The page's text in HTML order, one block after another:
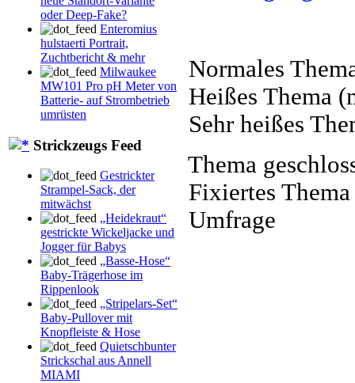
oder Deep-Fake?
Enteromius
hulstaerti Portrait,
Zuchtbericht & mehr
Milwaukee
MW101 Pro pH Meter von
Batterie- auf Strombetrieb
umrüsten
Strickzeugs Feed
Gestrickter
Strampel-Sack, der
mitwächst
„Heidekraut“
gestrickte Wickeljacke und
Jogger für Babys
„Basse-Hose“
Baby-Trägerhose im
Rippenlook
„Stripelars-Set“
Baby-Pullover mit
Knopfleiste & Hose
Quietschbunter
Strickschal aus Annell
MIAMI
Normales
Heißes Thema
Sehr heißes
Thema
Fixiertes Thema
Umfrage